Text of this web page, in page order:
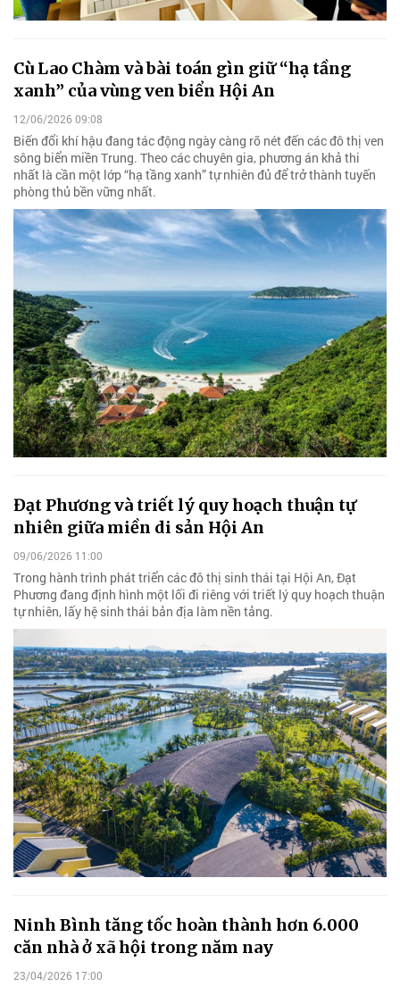
Cù Lao Chàm và bài toán gìn giữ “hạ tầng
xanh” của vùng ven biển Hội An
12/06/2026 09:08
Biến đổi khí hậu đang tác động ngày càng rõ nét đến các đô thị ven
sông biển miền Trung. Theo các chuyên gia, phương án khả thi
nhất là cần một lớp “hạ tầng xanh” tự nhiên đủ để trở thành tuyến
phòng thủ bền vững nhất.
Đạt Phương và triết lý quy hoạch thuận tự
nhiên giữa miền di sản Hội An
09/06/2026 11:00
Trong hành trình phát triển các đô thị sinh thái tại Hội An, Đạt
Phương đang định hình một lối đi riêng với triết lý quy hoạch thuận
tự nhiên, lấy hệ sinh thái bản địa làm nền tảng.
Ninh Bình tăng tốc hoàn thành hơn 6.000
căn nhà ở xã hội trong năm nay
23/04/2026 17:00